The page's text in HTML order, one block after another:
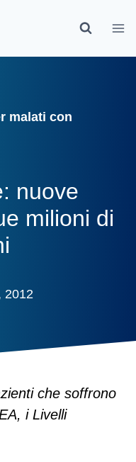
malati con
nuove
milioni di
2012
che soffrono
i Livelli